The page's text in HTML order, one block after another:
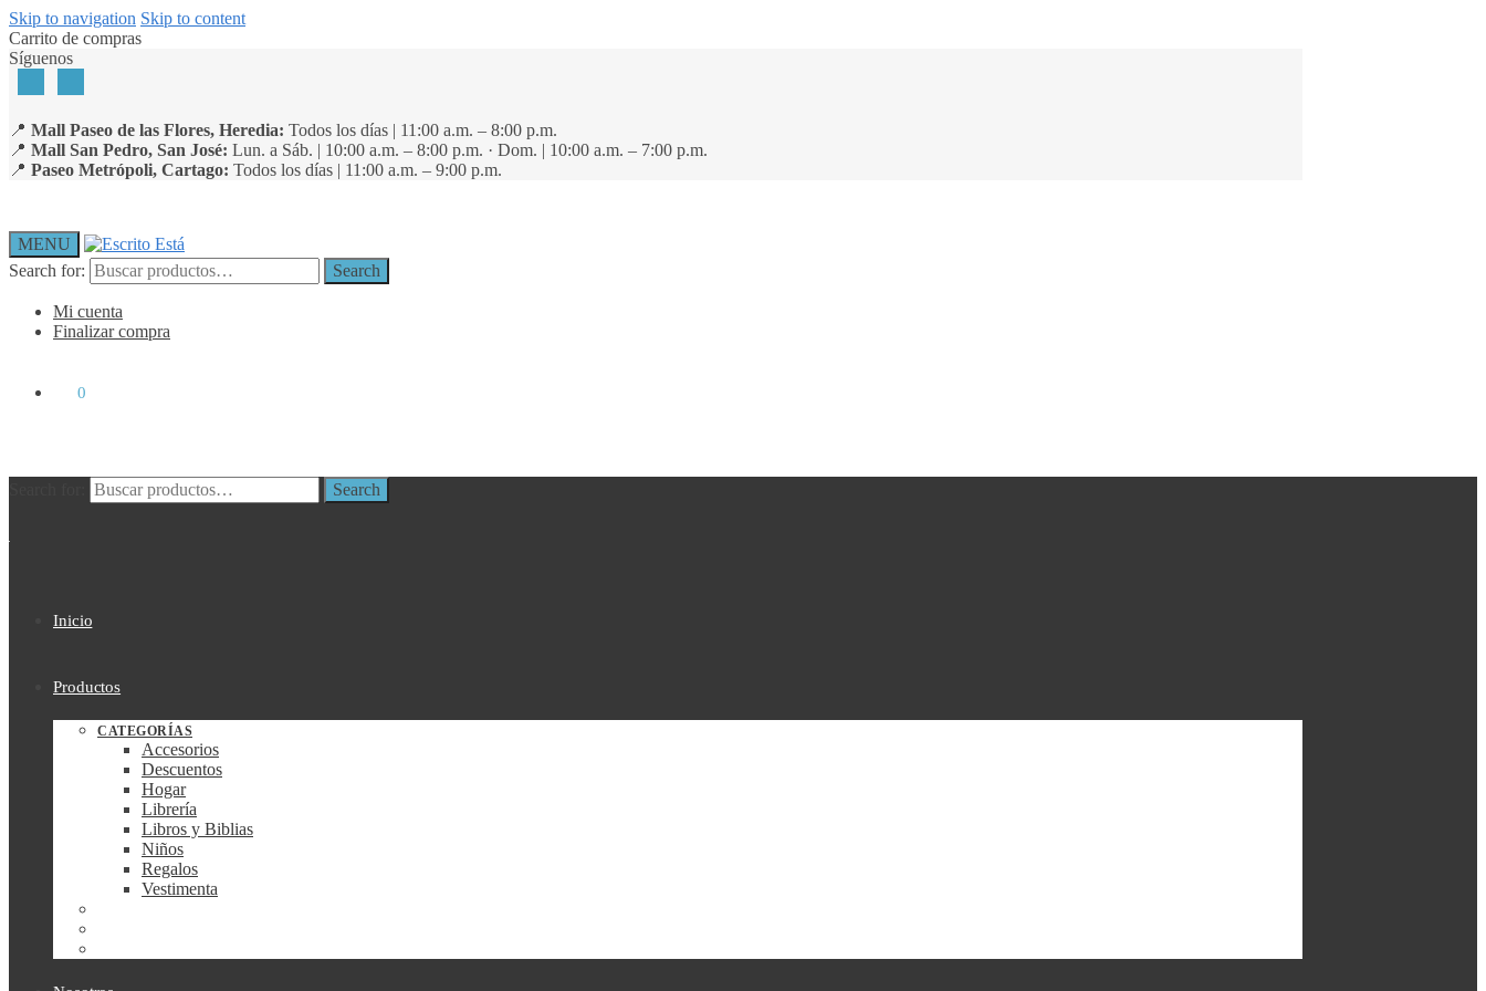
Skip to navigation Skip to content
Carrito de compras
Síguenos
📍 Mall Paseo de las Flores, Heredia: Todos los días | 11:00 a.m. – 8:00 p.m.
📍 Mall San Pedro, San José: Lun. a Sáb. | 10:00 a.m. – 8:00 p.m. · Dom. | 10:00 a.m. – 7:00 p.m.
📍 Paseo Metrópoli, Cartago: Todos los días | 11:00 a.m. – 9:00 p.m.
MENU
Search for:
Search
Mi cuenta
Finalizar compra
0
Search
Inicio
Productos
CATEGORÍAS
Accesorios
Descuentos
Hogar
Librería
Libros y Biblias
Niños
Regalos
Vestimenta